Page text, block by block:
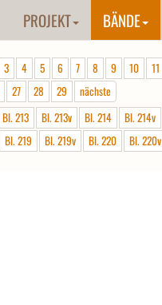
PROJEKT BÄNDE
3 4 5 6 7 8 9 10 11
27 28 29
nächste
Bl. 213 Bl. 213v Bl. 214 Bl. 214v
Bl. 219 Bl. 219v Bl. 220 Bl. 220v